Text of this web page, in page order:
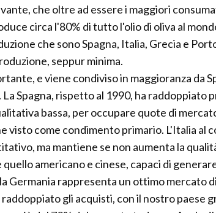
che oltre ad essere i maggiori
circa l'80% di tutto l'olio di oliva al
che sono Spagna, Italia, Grecia e
seppur minima.
e viene condiviso in maggioranza da
Spagna, rispetto al 1990, ha raddoppiato
bassa, per occupare quote di
visto come condimento primario. L'Italia al
ma mantiene se non aumenta la
americano e cinese, capaci di
Germania rappresenta un ottimo mercato
gli acquisti, con il nostro paese